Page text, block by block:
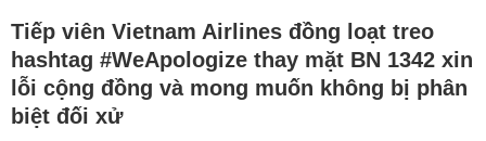
Tiếp viên Vietnam Airlines đồng loạt treo
hashtag #WeApologize thay mặt BN 1342 xin
lỗi cộng đồng và mong muốn không bị phân
biệt đối xử